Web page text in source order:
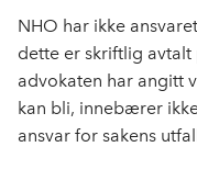
NHO har ikke
dette er skriftlig avtalt
advokaten har angitt
kan bli, innebærer
ansvar for sakens